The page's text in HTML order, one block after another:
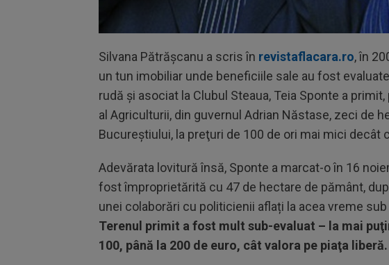
Silvana Pătrășcanu a scris în revistaflacara.ro,în
un tun imobiliar unde beneficiile sale au fost
rudă şi asociat la Clubul Steaua, Teia Sponte a
al Agriculturii, din guvernul Adrian Năstase, zeci de
Bucureştiului, la preţuri de 100 de ori mai mici decât
Adevărata lovitură însă, Sponte a marcat-o în 16
fost împroprietărită cu 47 de hectare de pământ,
unei colaborări cu politicienii aflați la acea vreme
Terenul primit a fost mult sub-evaluat – la mai
100, până la 200 de euro, cât valora pe piaţa liberă.